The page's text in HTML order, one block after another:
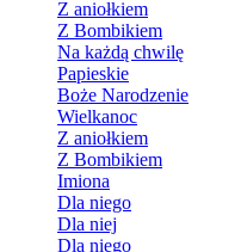
Z aniołkiem
Z Bombikiem
Na każdą chwilę
Papieskie
Boże Narodzenie
Wielkanoc
Z aniołkiem
Z Bombikiem
Imiona
Dla niego
Dla niej
Dla niego